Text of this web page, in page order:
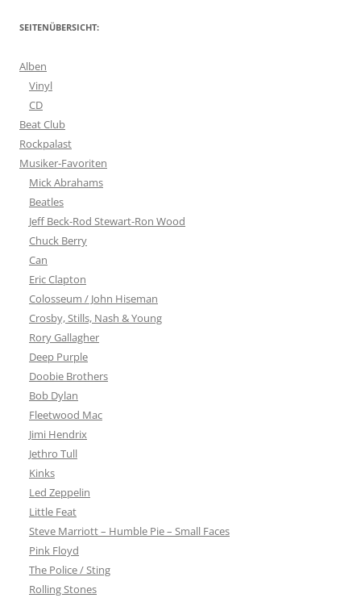
SEITENÜBERSICHT:
Alben
Vinyl
CD
Beat Club
Rockpalast
Musiker-Favoriten
Mick Abrahams
Beatles
Jeff Beck-Rod Stewart-Ron Wood
Chuck Berry
Can
Eric Clapton
Colosseum / John Hiseman
Crosby, Stills, Nash & Young
Rory Gallagher
Deep Purple
Doobie Brothers
Bob Dylan
Fleetwood Mac
Jimi Hendrix
Jethro Tull
Kinks
Led Zeppelin
Little Feat
Steve Marriott – Humble Pie – Small Faces
Pink Floyd
The Police / Sting
Rolling Stones